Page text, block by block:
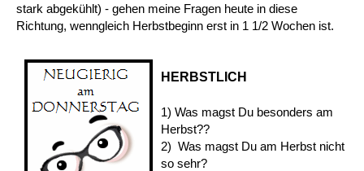
stark abgekühlt) - gehen meine Fragen heute in diese
Richtung, wenngleich Herbstbeginn erst in 1 1/2 Wochen ist.
HERBSTLICH
1) Was magst Du besonders am
Herbst??
2) Was magst Du am Herbst nicht
so sehr?